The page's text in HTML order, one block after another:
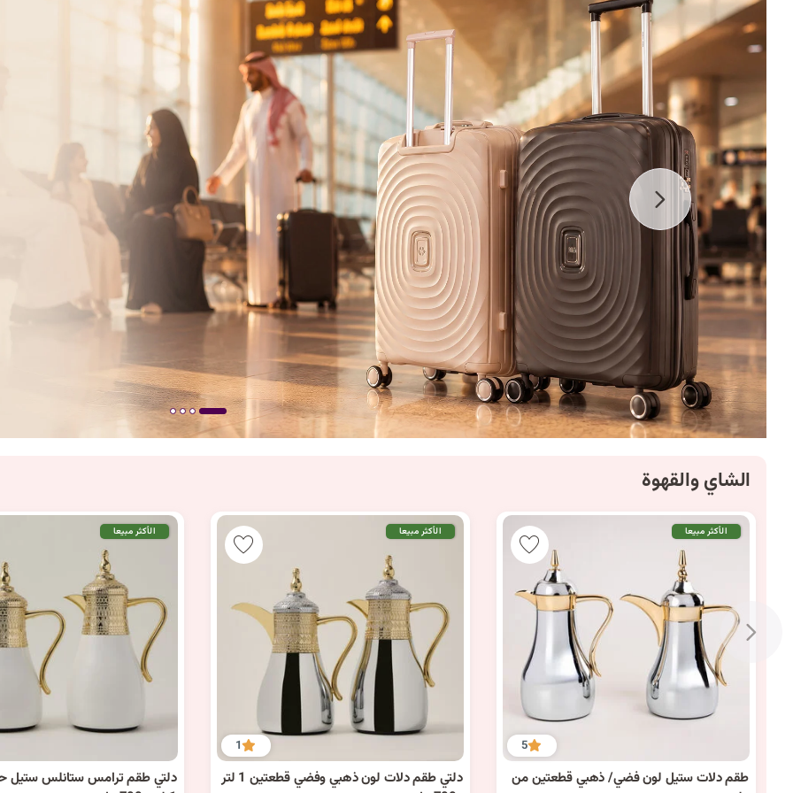
الشاي والقهوة
الأكثر مبيعا
5
طقم دلات ستيل لون فضي/ ذهبي قطعتين من
7 كمية متوفرة
الأكثر مبيعا
1
دلتي طقم دلات لون ذهبي وفضي قطعتين 1 لتر
2 كمية متوفرة
الأكثر مبيعا
دلتي طقم ترامس ستانلس ستيل
1 كمية متوفرة